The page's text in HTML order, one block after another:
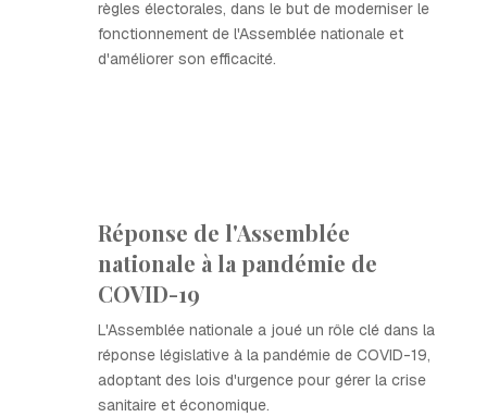
règles électorales, dans le but de moderniser le
fonctionnement de l'Assemblée nationale et
d'améliorer son efficacité.
Réponse de l'Assemblée
nationale à la pandémie de
COVID-19
L'Assemblée nationale a joué un rôle clé dans la
réponse législative à la pandémie de COVID-19,
adoptant des lois d'urgence pour gérer la crise
sanitaire et économique.